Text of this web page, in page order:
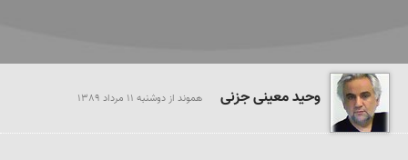
وحید معینی جزنی هموند از دوشنبه 11 مرداد 1389